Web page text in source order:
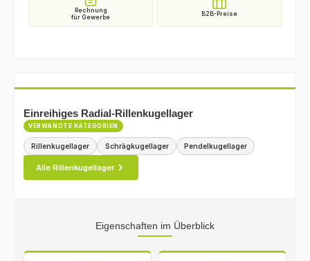
Einreihiges Radial-Rillenkugellager
VERWANDTE KATEGORIEN
Rillenkugellager Schrägkugellager Pendelkugellager
Alle Rillenkugellager
Eigenschaften im Überblick